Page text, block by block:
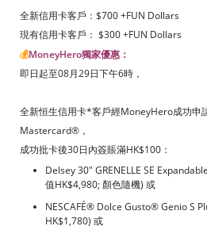
全新信用卡客戶：$700 +FUN Dollars
現有信用卡客戶： $300 +FUN Dollars
💰MoneyHero獨家優惠：
即日起至08月29日下午6時，
全新恒生信用卡*客戶經MoneyHero成功申
Mastercard®，
成功批卡後30日內簽賬滿HK$100：
Delsey 30" GRENELLE SE
值HK$4,980; 顏色隨機) 或
NESCAFÉ® Dolce Gusto® Genio S
HK$1,780) 或